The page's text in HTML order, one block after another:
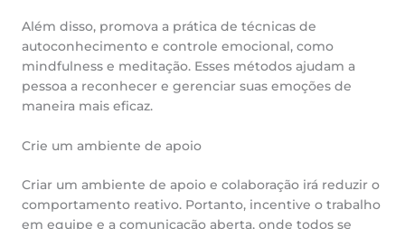
Além disso, promova a prática de técnicas de
autoconhecimento e controle emocional, como
mindfulness e meditação. Esses métodos ajudam a
pessoa a reconhecer e gerenciar suas emoções de
maneira mais eficaz.
Crie um ambiente de apoio
Criar um ambiente de apoio e colaboração irá reduzir o
comportamento reativo. Portanto, incentive o trabalho
em equipe e a comunicação aberta, onde todos se